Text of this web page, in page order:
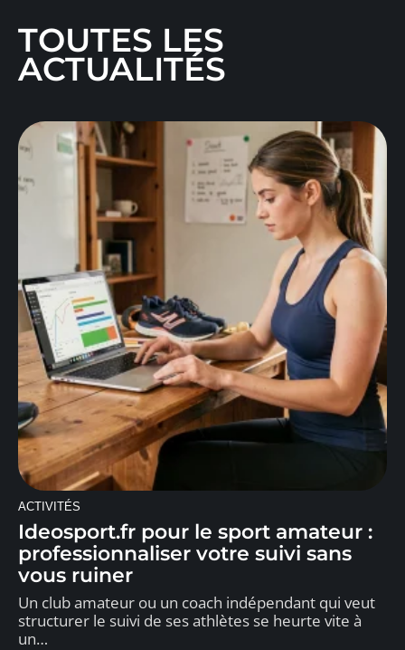
TOUTES LES
ACTUALITÉS
ACTIVITÉS
Ideosport.fr pour le sport amateur :
professionnaliser votre suivi sans
vous ruiner
Un club amateur ou un coach indépendant qui veut
structurer le suivi de ses athlètes se heurte vite à
un…